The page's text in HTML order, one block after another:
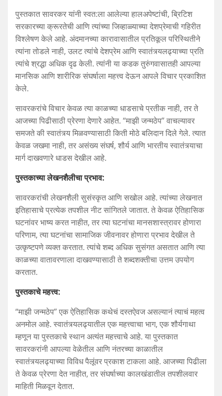
पुस्तकात सावरकर यांनी स्वत:ला आलेल्या हालअपेष्टांची, ब्रिटिश
सरकारच्या क्रूरतेची आणि त्यांच्या जिव्हाळ्याच्या देशप्रेमाची गहिरीत
विश्लेषण केले आहे. अंदमानच्या कारावासातील प्रतिकूल परिस्थितीने
त्यांना तोडले नाही, उलट त्यांचे देशप्रेम आणि स्वातंत्र्यलढ्याच्या प्रति
त्यांचे श्रद्धा अधिक दृढ केली. त्यांनी या कडक तुरुंगवासातही आपल्या
मानसिक आणि शारीरिक संघर्षाला महत्त्व देऊन आपले विचार प्रकाशित
केले.
सावरकरांचे विचार केवळ त्या काळच्या धाडसाचे प्रतीक नाही, तर ते
आजच्या पिढीसाठी प्रेरणा देणारे आहेत. “माझी जन्मठेप” वाचल्यावर
समजते की स्वातंत्र्य मिळवण्यासाठी किती मोठे बलिदान दिले गेले. त्यात
केवळ जखमा नाही, तर असंख्य संघर्ष, शौर्य आणि भारतीय स्वातंत्र्याचा
मार्ग दाखवणारे धाडस देखील आहे.
पुस्तकाच्यालेखनशैलीचाप्रभाव:
सावरकरांची लेखनशैली सुसंस्कृत आणि सखोल आहे. त्यांच्या लेखनात
इतिहासाचे प्रत्येक तपशील नीट सांगितले जातात. ते केवळ ऐतिहासिक
घटनांवर भाष्य करत नाहीत, तर त्या घटनांचा मानसशास्त्रावर होणारा
परिणाम, त्या घटनांचा सामाजिक जीवनावर होणारा प्रभाव देखील ते
उत्कृष्टपणे व्यक्त करतात. त्यांचे शब्द अधिक सुसंगत असतात आणि त्या
काळच्या वातावरणाला दाखवण्यासाठी ते शब्दशक्तीचा उत्तम उपयोग
करतात.
पुस्तकाचेमहत्त्व:
“माझी जन्मठेप” एक ऐतिहासिक कथेचं दस्तऐवज असल्यानं त्याचं महत्व
अनमोल आहे. स्वातंत्र्यलढ्यातील एक महत्त्वाचा भाग, एक शौर्यगाथा
म्हणून या पुस्तकाचे स्थान अत्यंत महत्त्वाचे आहे. या पुस्तकात
सावरकरांनी आपल्या वेळेतील आणि नंतरच्या काळातील
स्वातंत्र्यलढ्याच्या विविध पैलूंवर प्रकाश टाकला आहे. आजच्या पिढीला
ते केवळ प्रेरणा देत नाहीत, तर संघर्षाच्या कालखंडातील तपशीलवार
माहिती मिळवून देतात.